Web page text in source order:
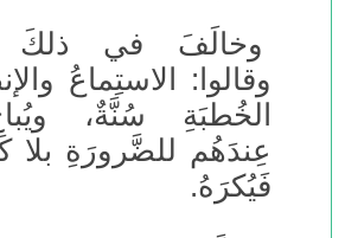
وخالَفَ في ذلكَ
وقالوا: الاستِماعُ
الخُطبَةِ سُنَّةٌ،
عِندَهُم للضَّرورَةِ بلا
فَيُكرَهُ.